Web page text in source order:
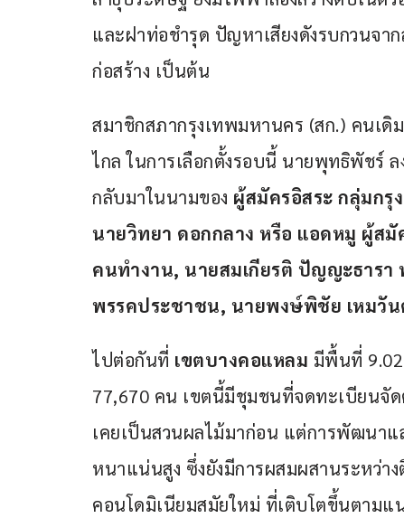
และฝาท่อชำรุด ปัญหาเสียงดังรบกวนจ
ก่อสร้าง เป็นต้น
สมาชิกสภากรุงเทพมหานคร (สก.) คนเดิ
ไกล ในการเลือกตั้งรอบนี้ นายพุทธิพัชร์
กลับมาในนามของ ผู้สมัครอิสระ กลุ่มกรุ
นายวิทยา ดอกกลาง หรือ แอดหมู ผู้ส
คนทำงาน, นายสมเกียรติ ปัญญะธารา
พรรคประชาชน, นายพงษ์พิชัย เหมวั
ไปต่อกันที่ เขตบางคอแหลม มีพื้นที่
77,670 คน เขตนี้มีชุมชนที่จดทะเบียนจั
เคยเป็นสวนผลไม้มาก่อน แต่การพัฒนาแ
หนาแน่นสูง ซึ่งยังมีการผสมผสานระหว่
คอนโดมิเนียมสมัยใหม่ ที่เติบโตขึ้นตาม